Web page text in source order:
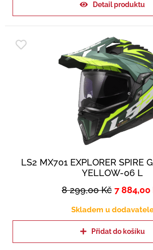
Detail produktu
LS2 MX701 EXPLORER SPIRE
YELLOW-06 L
8 299,00Kč 7 884,00
Skladem u
Přidat do košíku